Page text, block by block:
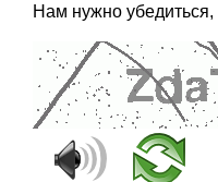
Нам нужно